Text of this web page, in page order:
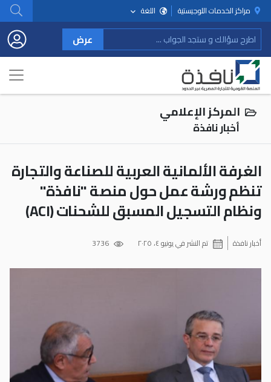
مراكز الخدمات اللوجيستية اللغة
عرض
المركز الإعلامي
أخبار نافذة
الغرفة الألمانية العربية للصناعة والتجارة
تنظم ورشة عمل حول منصة "نافذة"
ونظام التسجيل المسبق للشحنات (ACI)
أخبار نافذة تم النشر فييونيو ٤، ٢٠٢٥ 3736